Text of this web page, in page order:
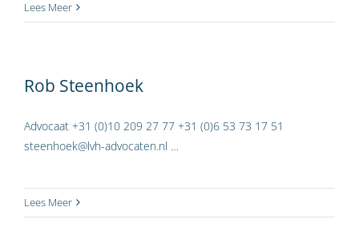
Lees Meer
Rob Steenhoek
Advocaat +31 (0)10 209 27 77 +31 (0)6 53 73 17 51
steenhoek@lvh-advocaten.nl …
Lees Meer